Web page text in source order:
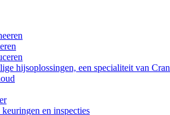
hijsoplossingen, een specialiteit van
en inspecties